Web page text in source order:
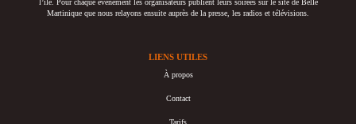
l’île. Pour chaque événement les organisateurs publient leurs soirées sur le site de Belle
Martinique que nous relayons ensuite auprès de la presse, les radios et télévisions.
LIENS UTILES
À propos
Contact
Tarifs